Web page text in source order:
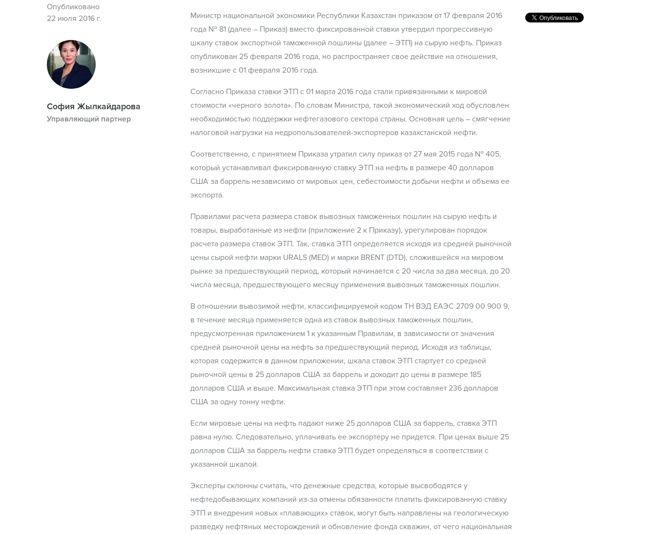
Опубликовано
22 июля 2016 г.
София Жылкайдарова
Управляющий партнер
Министр национальной экономики Республики Казахстан приказом от 17 февраля 2016
года № 81 (далее – Приказ) вместо фиксированной ставки утвердил прогрессивную
шкалу ставок экспортной таможенной пошлины (далее – ЭТП) на сырую нефть. Приказ
опубликован 25 февраля 2016 года, но распространяет свое действие на отношения,
возникшие с 01 февраля 2016 года.
Согласно Приказа ставки ЭТП с 01 марта 2016 года стали привязанными к мировой
стоимости «черного золота». По словам Министра, такой экономический ход обусловлен
необходимостью поддержки нефтегазового сектора страны. Основная цель – смягчение
налоговой нагрузки на недропользователей-экспортеров казахстанской нефти.
Соответственно, с принятием Приказа утратил силу приказ от 27 мая 2015 года № 405,
который устанавливал фиксированную ставку ЭТП на нефть в размере 40 долларов
США за баррель независимо от мировых цен, себестоимости добычи нефти и объема ее
экспорта.
Правилами расчета размера ставок вывозных таможенных пошлин на сырую нефть и
товары, выработанные из нефти (приложение 2 к Приказу), урегулирован порядок
расчета размера ставок ЭТП. Так, ставка ЭТП определяется исходя из средней рыночной
цены сырой нефти марки URALS (MED) и марки BRENT (DTD), сложившейся на мировом
рынке за предшествующий период, который начинается с 20 числа за два месяца, до 20
числа месяца, предшествующего месяцу применения вывозных таможенных пошлин.
В отношении вывозимой нефти, классифицируемой кодом ТН ВЭД ЕАЭС 2709 00 900 9,
в течение месяца применяется одна из ставок вывозных таможенных пошлин,
предусмотренная приложением 1 к указанным Правилам, в зависимости от значения
средней рыночной цены на нефть за предшествующий период. Исходя из таблицы,
которая содержится в данном приложении, шкала ставок ЭТП стартует со средней
рыночной цены в 25 долларов США за баррель и доходит до цены в размере 185
долларов США и выше. Максимальная ставка ЭТП при этом составляет 236 долларов
США за одну тонну нефти.
Если мировые цены на нефть падают ниже 25 долларов США за баррель, ставка ЭТП
равна нулю. Следовательно, уплачивать ее экспортеру не придется. При ценах выше 25
долларов США за баррель нефти ставка ЭТП будет определяться в соответствии с
указанной шкалой.
Эксперты склонны считать, что денежные средства, которые высвободятся у
нефтедобывающих компаний из-за отмены обязанности платить фиксированную ставку
ЭТП и внедрения новых «плавающих» ставок, могут быть направлены на геологическую
разведку нефтяных месторождений и обновление фонда скважин, от чего национальная